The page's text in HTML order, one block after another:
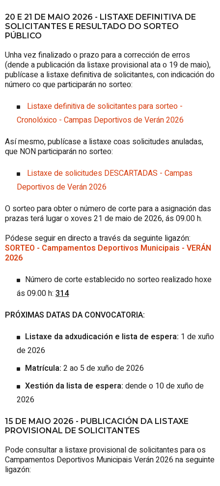
20 E 21 DE MAIO 2026 - LISTAXE DEFINITIVA DE
SOLICITANTES E RESULTADO DO SORTEO
PÚBLICO
Unha vez finalizado o prazo para a corrección de erros
(dende a publicación da listaxe provisional ata o 19 de maio),
publícase a listaxe definitiva de solicitantes, con indicación do
número co que participarán no sorteo:
Listaxe definitiva de solicitantes para sorteo -
Cronolóxico - Campas Deportivos de Verán 2026
Así mesmo, publícase a listaxe coas solicitudes anuladas,
que NON participarán no sorteo:
Listaxe de solicitudes DESCARTADAS - Campas
Deportivos de Verán 2026
O sorteo para obter o número de corte para a asignación das
prazas terá lugar o xoves 21 de maio de 2026, ás 09.00 h.
Pódese seguir en directo a través da seguinte ligazón:
SORTEO - Campamentos Deportivos Municipais - VERÁN
2026
Número de corte establecido no sorteo realizado hoxe
ás 09.00 h: 314
PRÓXIMAS DATAS DA CONVOCATORIA:
Listaxe da adxudicación e lista de espera: 1 de xuño
de 2026
Matrícula: 2 ao 5 de xuño de 2026
Xestión da lista de espera: dende o 10 de xuño de
2026
15 DE MAIO 2026 - PUBLICACIÓN DA LISTAXE
PROVISIONAL DE SOLICITANTES
Pode consultar a listaxe provisional de solicitantes para os
Campamentos Deportivos Municipais Verán 2026 na seguinte
ligazón: